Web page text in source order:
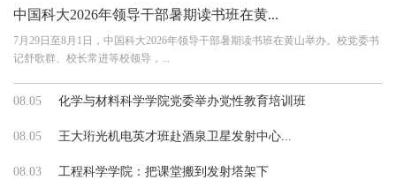
中国科大2026年领导干部暑期读书班在黄...
7月29日至8月1日，中国科大2026年领导干部暑期读书班在黄山举办。校党委书
记舒歌群、校长常进等校领导，...
08.05 化学与材料科学学院党委举办党性教育培训班
08.05 王大珩光机电英才班赴酒泉卫星发射中心...
08.03 工程科学学院：把课堂搬到发射塔架下